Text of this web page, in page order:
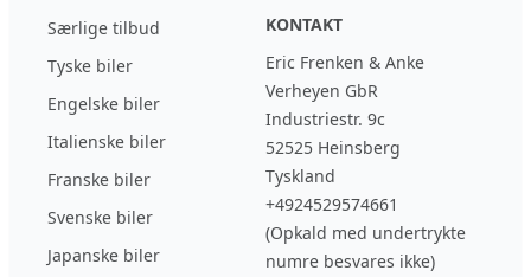
Særlige tilbud
Tyske biler
Engelske biler
Italienske biler
Franske biler
Svenske biler
Japanske biler
KONTAKT
Eric Frenken & Anke
Verheyen GbR
Industriestr. 9c
52525 Heinsberg
Tyskland
+4924529574661
(Opkald med undertrykte
numre besvares ikke)